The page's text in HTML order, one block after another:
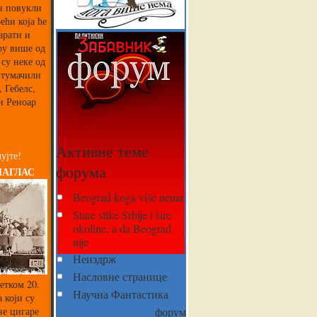
повукли
која ће
и
више од
неке од
Реноар
20.
су
цигаре
Активне теме
форума
Beograd koga više nema
Stare slike Srbije i šire
okoline, a da Beograd
nije
Неиздрж
Насловне странице
Научна Фантастика
форум